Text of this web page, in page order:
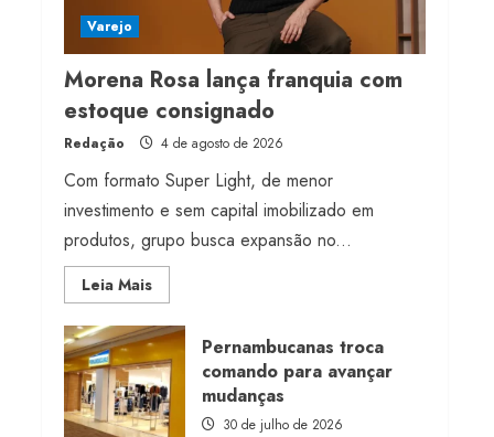
4 de agosto de 2026
Varejo
Morena Rosa lança franquia com
estoque consignado
Redação 4 de agosto de 2026
Com formato Super Light, de menor
investimento e sem capital imobilizado em
produtos, grupo busca expansão no...
Leia MaisRead
more
Morena
Rosa
lança
franquia
com
estoque
consignado
Pernambucanas troca
comando para avançar
mudanças
30 de julho de 2026